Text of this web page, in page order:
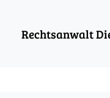
Rechtsanwalt